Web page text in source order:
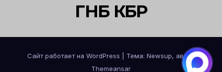
ГНБ КБР
Сайт работает на WordPress
Тема: Newsup, автор
Themeansar